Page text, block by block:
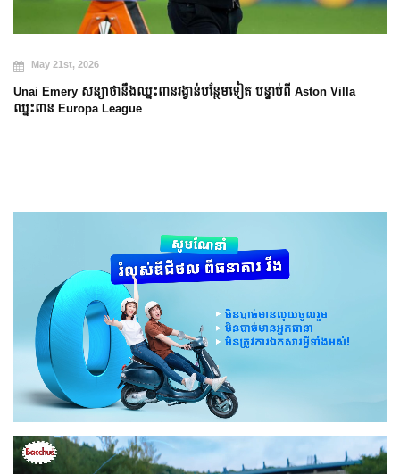
May 21st, 2026
Unai Emery សន្យាថានឹងឈ្នះពានរង្វាន់បន្ថែមទៀត បន្ទាប់ពី Aston Villa
ឈ្នះពាន Europa League